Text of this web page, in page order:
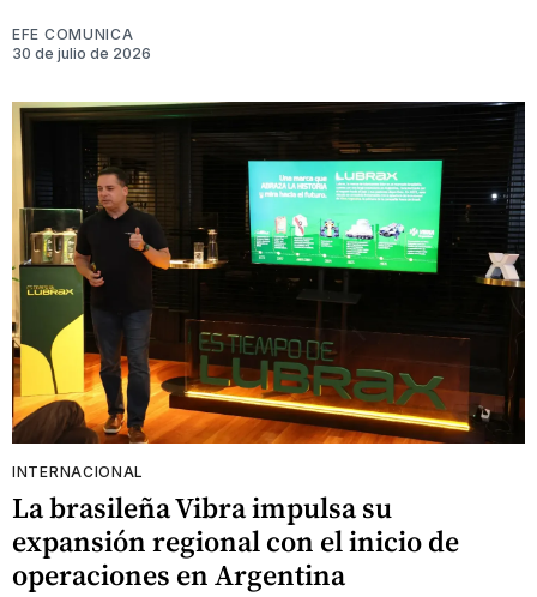
EFE COMUNICA
30 de julio de 2026
INTERNACIONAL
La brasileña Vibra impulsa su
expansión regional con el inicio de
operaciones en Argentina